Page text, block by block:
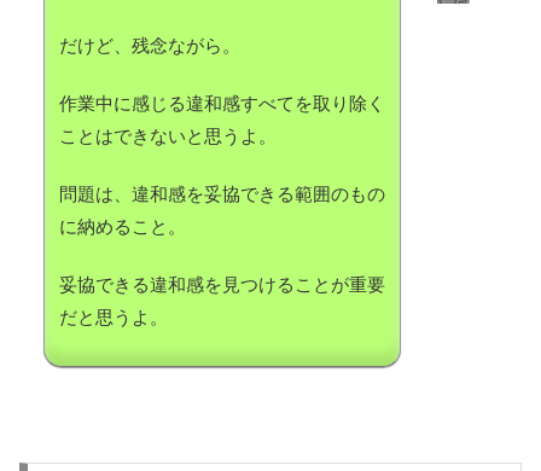
だけど、残念ながら。
作業中に感じる違和感すべてを取り除く
ことはできないと思うよ。
問題は、違和感を妥協できる範囲のもの
に納めること。
妥協できる違和感を見つけることが重要
だと思うよ。